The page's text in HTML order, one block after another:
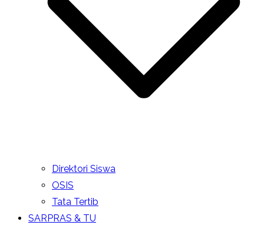
Direktori Siswa
OSIS
Tata Tertib
SARPRAS & TU